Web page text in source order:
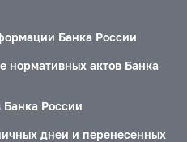
Банка России
нормативных актов Банка
Банка России
дней и перенесенных